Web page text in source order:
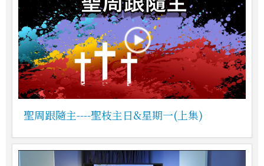
聖周跟隨主----聖枝主日&星期一(上集)